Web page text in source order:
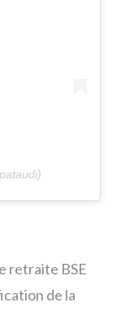
retraite BSE
de la